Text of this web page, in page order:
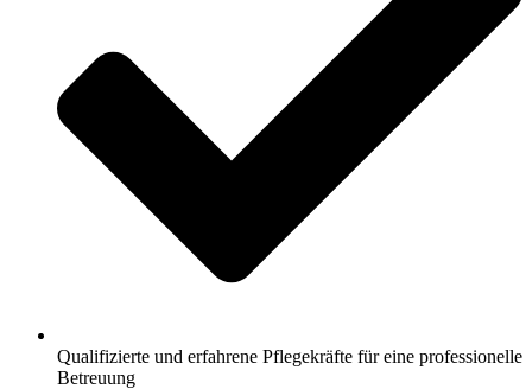
Qualifizierte und erfahrene Pflegekräfte für eine professionelle
Betreuung